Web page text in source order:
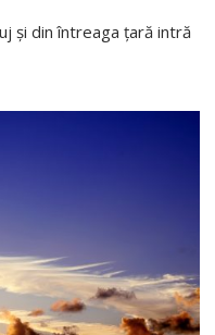
și din întreaga țară intră